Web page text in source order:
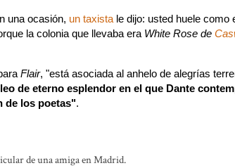
una ocasión, un taxista le dijo: usted huele como
la colonia que llevaba era White Rose de
Flair, "está asociada al anhelo de alegrías
de eterno esplendor en el que Dante
de los poetas".
de una amiga en Madrid.